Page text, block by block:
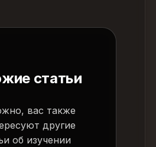
статьи
вас также
другие
об изучении